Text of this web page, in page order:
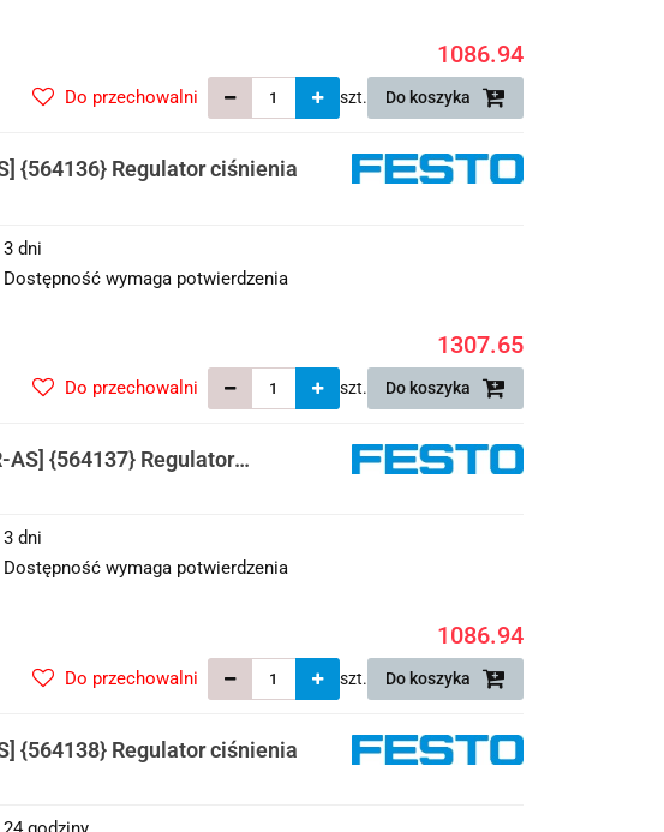
1086.94
szt. Do koszyka
Do przechowalni
{564136} Regulator ciśnienia
3 dni
Dostępność wymaga potwierdzenia
1307.65
szt. Do koszyka
Do przechowalni
AS] {564137} Regulator
3 dni
Dostępność wymaga potwierdzenia
1086.94
szt. Do koszyka
Do przechowalni
{564138} Regulator ciśnienia